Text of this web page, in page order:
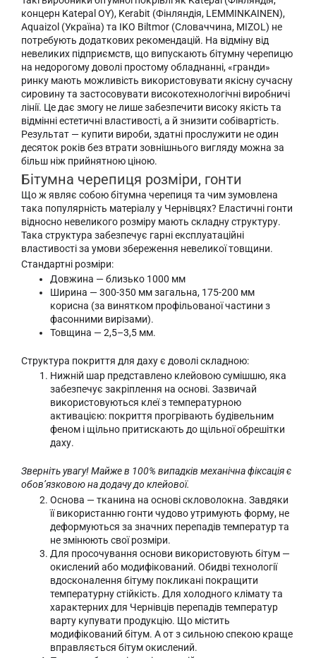
концерн Katepal OY), Kerabit (Фінляндія, LEMMINKAINEN),
Aquaizol (Україна) та IKO Biltmor (Словаччина, MIZOL) не
потребують додаткових рекомендацій. На відміну від
невеликих підприємств, що випускають бітумну черепицю
на недорогому доволі простому обладнанні, «гранди»
ринку мають можливість використовувати якісну сучасну
сировину та застосовувати високотехнологічні виробничі
лінії. Це дає змогу не лише забезпечити високу якість та
відмінні естетичні властивості, а й знизити собівартість.
Результат — купити вироби, здатні прослужити не один
десяток років без втрати зовнішнього вигляду можна за
більш ніж прийнятною ціною.
Бітумна черепиця розміри, гонти
Що ж являє собою бітумна черепиця та чим зумовлена
така популярність матеріалу у Чернівцях? Еластичні гонти
відносно невеликого розміру мають складну структуру.
Така структура забезпечує гарні експлуатаційні
властивості за умови збереження невеликої товщини.
Стандартні розміри:
Довжина — близько 1000 мм
Ширина — 300-350 мм загальна, 175-200 мм
корисна (за винятком профільованої частини з
фасонними вирізами).
Товщина — 2,5–3,5 мм.
Структура покриття для даху є доволі складною:
Нижній шар представлено клейовою сумішшю, яка
забезпечує закріплення на основі. Зазвичай
використовуються клеї з температурною
активацією: покриття прогрівають будівельним
феном і щільно притискають до щільної обрешітки
даху.
Зверніть увагу! Майже в 100% випадків механічна фіксація є
обов’язковою на додачу до клейової.
Основа — тканина на основі скловолокна. Завдяки
її використанню гонти чудово утримують форму, не
деформуються за значних перепадів температур та
не змінюють свої розміри.
Для просочування основи використовують бітум —
окислений або модифікований. Обидві технології
вдосконалення бітуму покликані покращити
температурну стійкість. Для холодного клімату та
характерних для Чернівців перепадів температур
варту купувати продукцію. Що містить
модифікований бітум. А от з сильною спекою краще
вправляється бітум окислений.